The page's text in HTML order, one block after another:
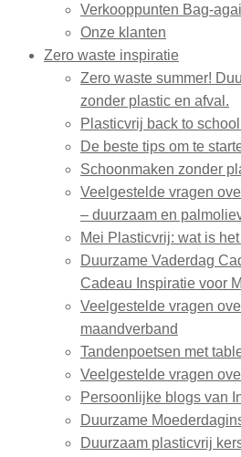
Verkooppunten Bag-
Onze klanten
Zero waste inspiratie
Zero waste summer!
zonder plastic en afval.
Plasticvrij back to
De beste tips om te
Schoonmaken zonder
Veelgestelde vragen
– duurzaam en
Mei Plasticvrij: wat is
Duurzame Vaderdag
Cadeau Inspiratie voor
Veelgestelde vragen
maandverband
Tandenpoetsen met
Veelgestelde vragen
Persoonlijke blogs van
Duurzame
Duurzaam plasticvrij